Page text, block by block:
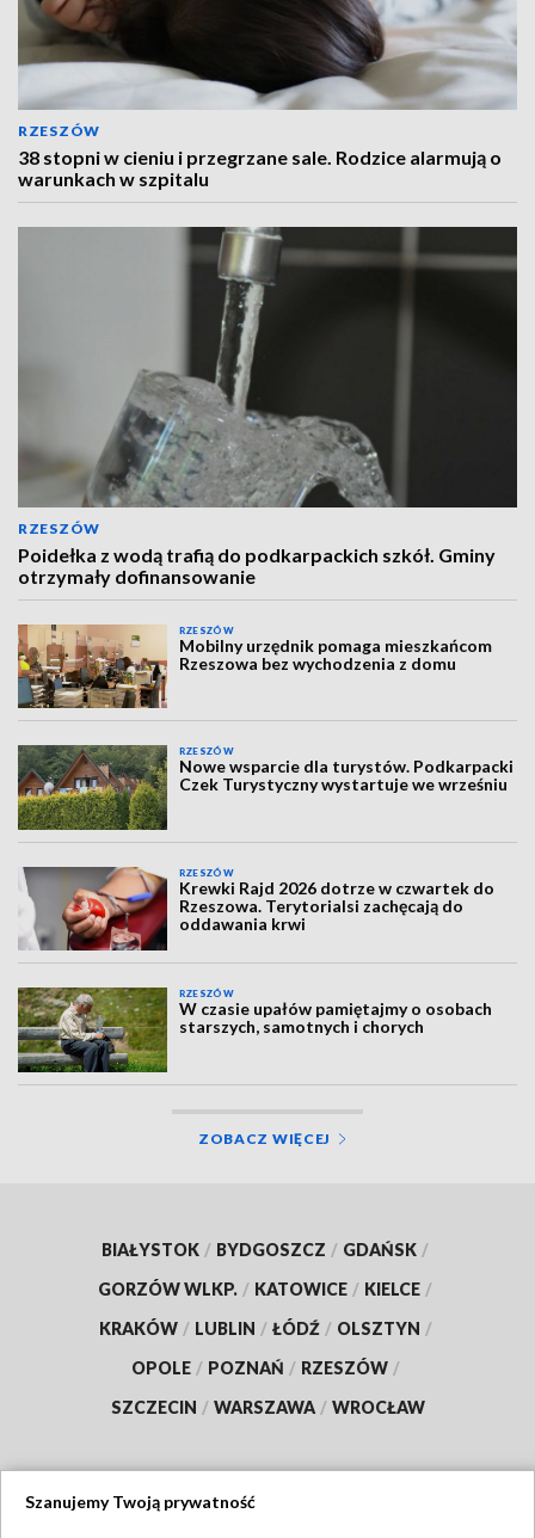
RZESZÓW
38 stopni w cieniu i przegrzane sale. Rodzice alarmują o
warunkach w szpitalu
RZESZÓW
Poidełka z wodą trafią do podkarpackich szkół. Gminy
otrzymały dofinansowanie
RZESZÓW
Mobilny urzędnik pomaga mieszkańcom
Rzeszowa bez wychodzenia z domu
RZESZÓW
Nowe wsparcie dla turystów. Podkarpacki
Czek Turystyczny wystartuje we wrześniu
RZESZÓW
Krewki Rajd 2026 dotrze w czwartek do
Rzeszowa. Terytorialsi zachęcają do
oddawania krwi
RZESZÓW
W czasie upałów pamiętajmy o osobach
starszych, samotnych i chorych
ZOBACZ WIĘCEJ
BIAŁYSTOK / BYDGOSZCZ / GDAŃSK /
GORZÓW WLKP. / KATOWICE / KIELCE /
KRAKÓW / LUBLIN / ŁÓDŹ / OLSZTYN /
OPOLE / POZNAŃ / RZESZÓW /
SZCZECIN / WARSZAWA / WROCŁAW
Szanujemy Twoją prywatność